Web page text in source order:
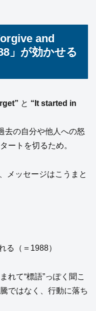
and
」が効かせる
と “It started in
去の自分や他人への怒
ートを切るため。
メッセージはこうまと
る（＝1988）
れて“標語”っぽく聞こ
ではなく、行動に落ち